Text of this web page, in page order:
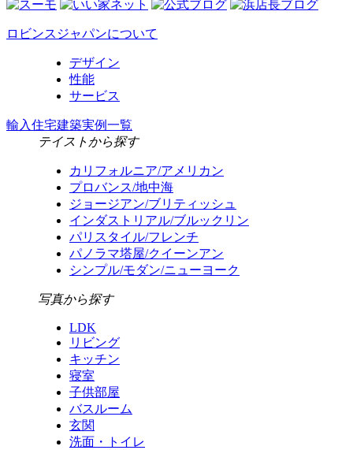
ロビンスジャパンについて
デザイン
性能
サービス
輸入住宅建築実例一覧
テイストから探す
カリフォルニア/アメリカン
プロバンス/地中海
ジョージアン/ブリティッシュ
インダストリアル/ブルックリン
パリスタイル/フレンチ
パノラマ塔屋/クイーンアン
シンプル/モダン/ニューヨーク
写真から探す
LDK
リビング
キッチン
寝室
子供部屋
バスルーム
玄関
洗面・トイレ